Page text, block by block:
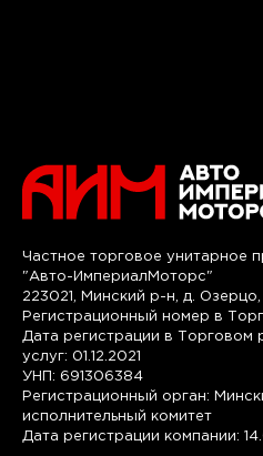
Частное торговое унитарное
"Авто-ИмпериалМоторс"
223021, Минский р-н, д.
Регистрационный номер в
Дата регистрации в
услуг: 01.12.2021
УНП: 691306384
Регистрационный орган:
исполнительный комитет
Дата регистрации компании: